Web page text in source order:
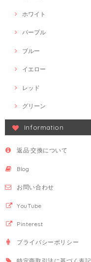
ホワイト
パープル
ブルー
イエロー
レッド
グリーン
Information
返品·交換について
Blog
お問い合わせ
YouTube
Pinterest
プライバシーポリシー